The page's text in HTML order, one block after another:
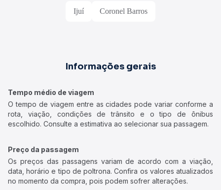
Ijuí Coronel Barros
Informações gerais
Tempo médio de viagem
O tempo de viagem entre as cidades pode variar conforme a
rota, viação, condições de trânsito e o tipo de ônibus
escolhido. Consulte a estimativa ao selecionar sua passagem.
Preço da passagem
Os preços das passagens variam de acordo com a viação,
data, horário e tipo de poltrona. Confira os valores atualizados
no momento da compra, pois podem sofrer alterações.